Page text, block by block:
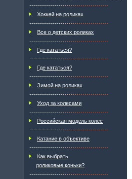
Хоккей на роликах
Все о детских роликах
Где кататься?
Где кататься?
Зимой на роликах
Уход за колесами
Российская модель колес
Катание в объективе
Как выбрать
роликовые коньки?